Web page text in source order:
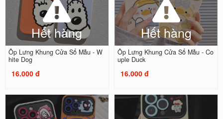
Hết hàng
Ốp Lưng Khung Cửa Sổ Mẫu - W
hite Dog
16.000 đ
Hết hàng
Ốp Lưng Khung Cửa Sổ Mẫu - Co
uple Duck
16.000 đ